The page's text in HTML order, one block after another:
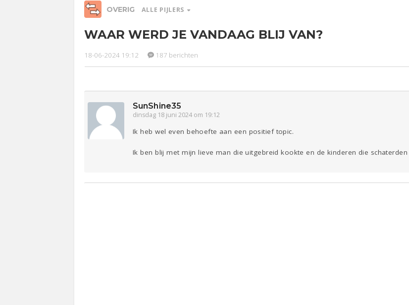
OVERIG ALLE PIJLERS
Beauty
Sport
WAAR WERD JE VANDAAG BLIJ VAN?
18-06-2024 19:12 187 berichten
SunShine35
dinsdag 18 juni 2024 om 19:12
Ik heb wel even behoefte aan een positief topic.
Ik ben blij met mijn lieve man die uitgebreid kookte en de kinderen die